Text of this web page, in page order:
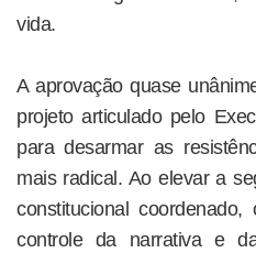
vida.
A aprovação quase
projeto articulado pelo
para desarmar as
mais radical. Ao elevar a
constitucional
controle da narrativa e